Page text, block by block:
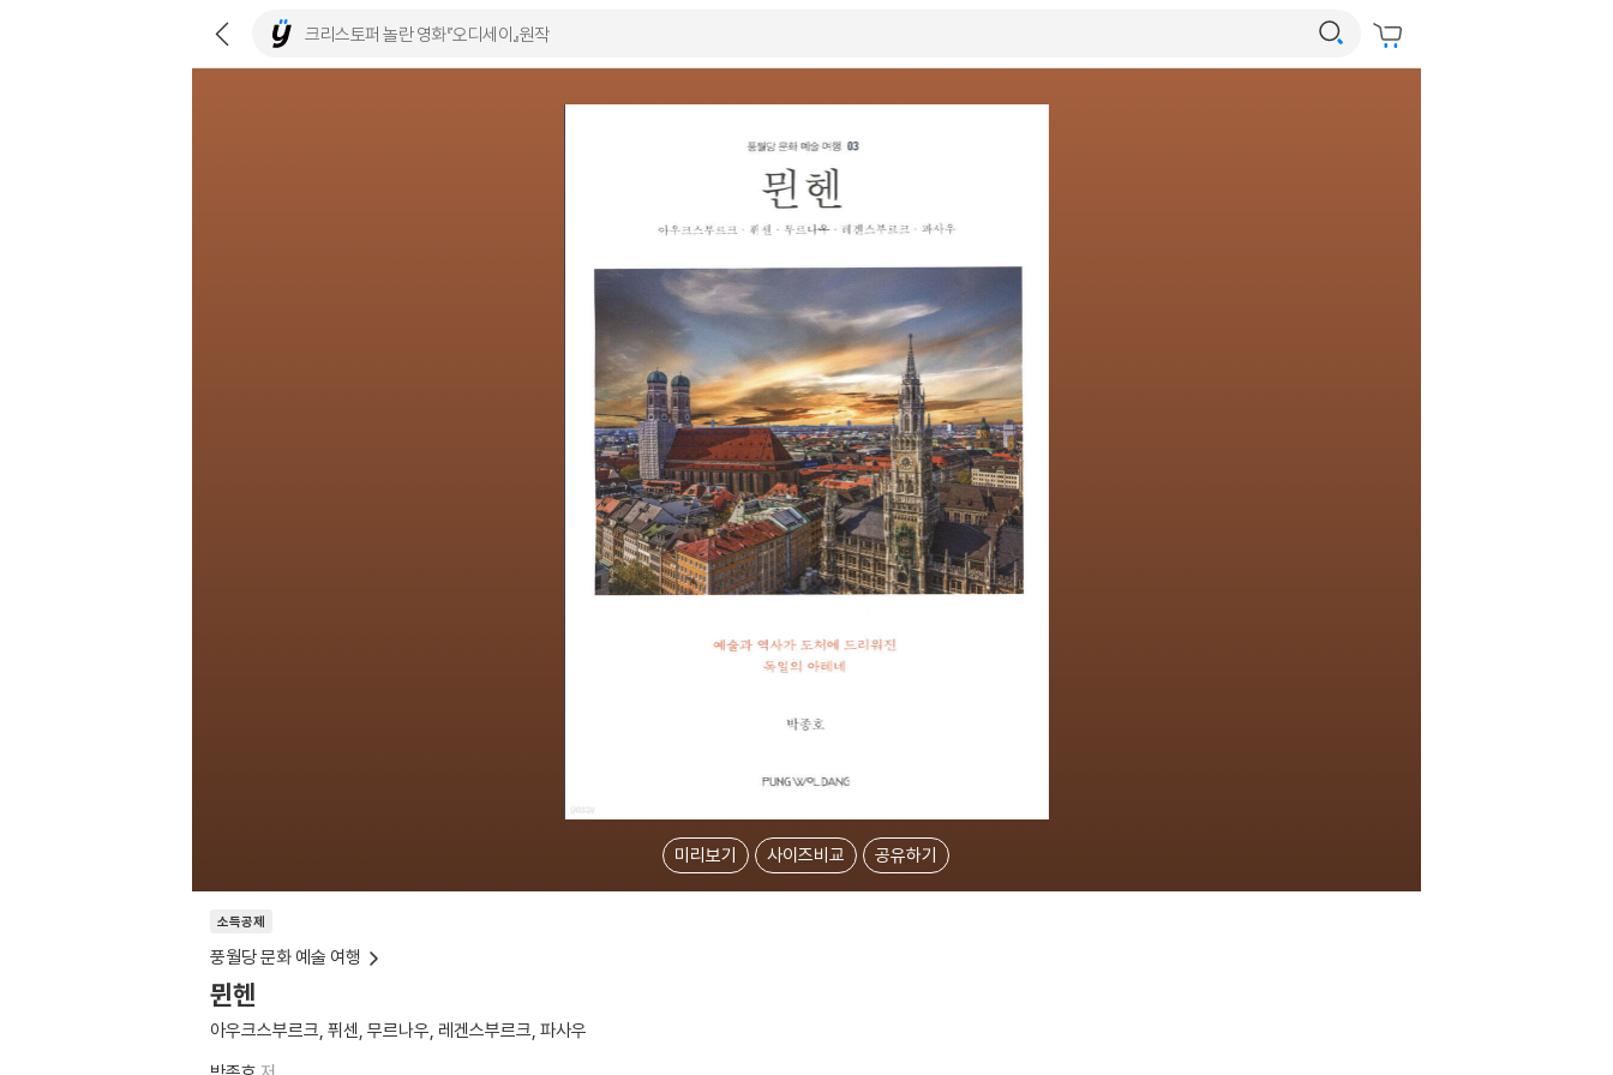
미리보기 사이즈비교 공유하기
소득공제
풍월당 문화 예술 여행
뮌헨
아우크스부르크, 퓌센, 무르나우, 레겐스부르크, 파사우